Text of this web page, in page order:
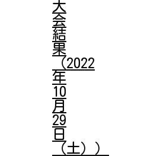
大
会
結
果
（2022
年
10
月
29
日
（土））